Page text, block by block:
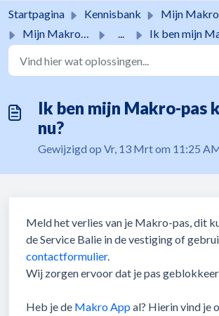
Startpagina Kennisbank
Mijn Makro-pas
Mijn Makro-pas
... Ik ben mijn Makro-pas
Ik ben mijn Makro-pas
nu?
Gewijzigd op Vr, 13 Mrt om 11:25
Meld het verlies van je Makro-pas, dit
de Service Balie in de vestiging of
contactformulier.
Wij zorgen ervoor dat je pas
Heb je de Makro Appal? Hierin vind je